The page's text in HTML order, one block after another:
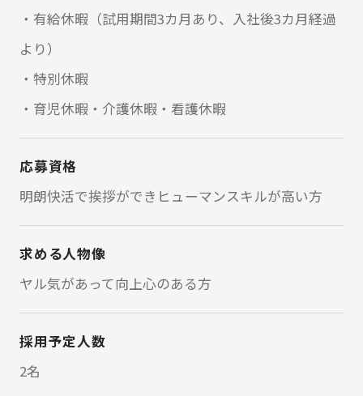
・有給休暇（試用期間3カ月あり、入社後3カ月経過
より）
・特別休暇
・育児休暇・介護休暇・看護休暇
応募資格
明朗快活で挨拶ができヒューマンスキルが高い方
求める人物像
ヤル気があって向上心のある方
採用予定人数
2名